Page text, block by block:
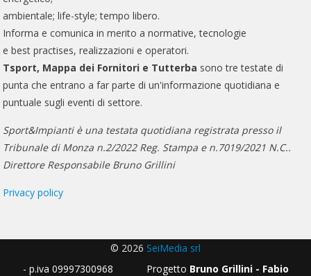
ambientale; life-style; tempo libero.
Informa e comunica in merito a normative, tecnologie
e best practises, realizzazioni e operatori.
Tsport, Mappa dei Fornitori e Tutterba sono tre testate di
punta che entrano a far parte di un'informazione quotidiana e
puntuale sugli eventi di settore.
Sport&Impianti è una testata quotidiana registrata presso il
Tribunale di Monza n.2/2022 Reg. Stampa e n.7019/2021 N.C..
Direttore Responsabile Bruno Grillini
Privacy policy
© 2026 SeiMedia srl
- p.iva 09997300968 Progetto Bruno Grillini - Fabio